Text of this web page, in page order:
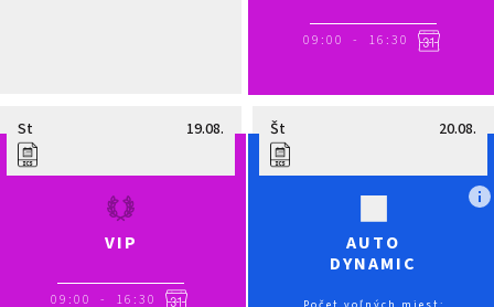
09:00 - 16:30
St 19.08.
VIP
09:00 - 16:30
Št 20.08.
AUTO
DYNAMIC